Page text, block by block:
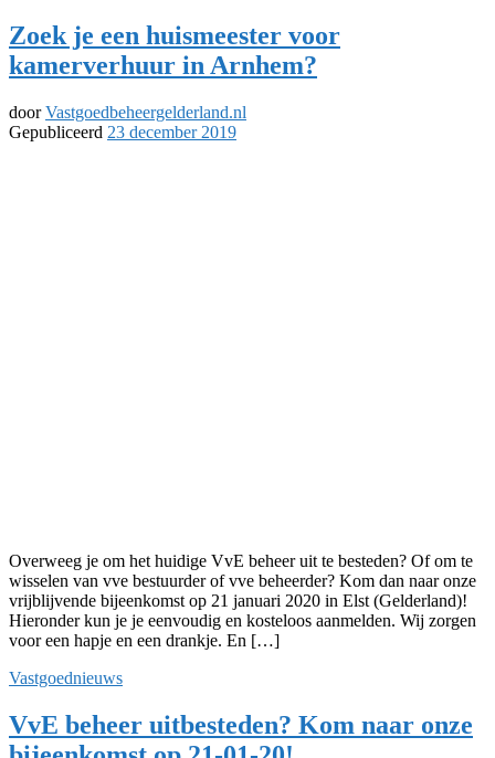
Zoek je een huismeester voor
kamerverhuur in Arnhem?
doorVastgoedbeheergelderland.nl
Gepubliceerd 23 december 2019
Overweeg je om het huidige VvE beheer uit te besteden? Of om te
wisselen van vve bestuurder of vve beheerder? Kom dan naar onze
vrijblijvende bijeenkomst op 21 januari 2020 in Elst (Gelderland)!
Hieronder kun je je eenvoudig en kosteloos aanmelden. Wij zorgen
voor een hapje en een drankje. En […]
Vastgoednieuws
VvE beheer uitbesteden? Kom naar onze